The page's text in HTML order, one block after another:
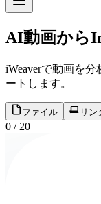
AI動画から
iWeaverで動画を
ートします。
ファイル リン
0 / 20